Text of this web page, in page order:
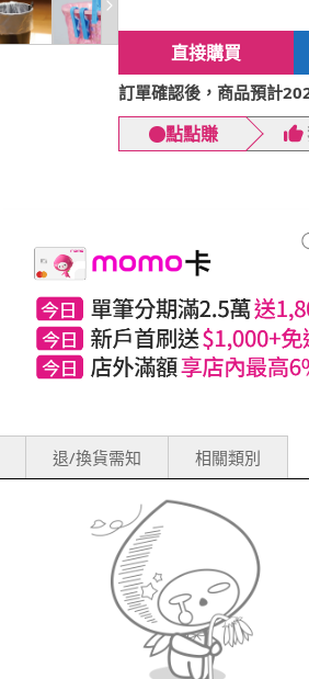
直接購買
訂單確認後，商品預計
點點賺
退/換貨需知 相關類別